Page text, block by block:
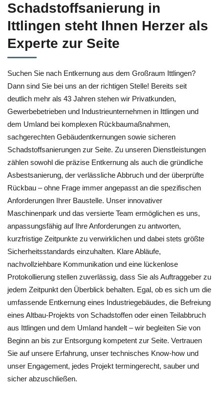
Schadstoffsanierung in
Ittlingen steht Ihnen Herzer als
Experte zur Seite
Suchen Sie nach Entkernung aus dem Großraum Ittlingen?
Dann sind Sie bei uns an der richtigen Stelle! Bereits seit
deutlich mehr als 43 Jahren stehen wir Privatkunden,
Gewerbebetrieben und Industrieunternehmen in Ittlingen und
dem Umland bei komplexen Rückbaumaßnahmen,
sachgerechten Gebäudentkernungen sowie sicheren
Schadstoffsanierungen zur Seite. Zu unseren Dienstleistungen
zählen sowohl die präzise Entkernung als auch die gründliche
Asbestsanierung, der verlässliche Abbruch und der überprüfte
Rückbau – ohne Frage immer angepasst an die spezifischen
Anforderungen Ihrer Baustelle. Unser innovativer
Maschinenpark und das versierte Team ermöglichen es uns,
anpassungsfähig auf Ihre Anforderungen zu antworten,
kurzfristige Zeitpunkte zu verwirklichen und dabei stets größte
Sicherheitsstandards einzuhalten. Klare Abläufe,
nachvollziehbare Kommunikation und eine lückenlose
Protokollierung stellen zuverlässig, dass Sie als Auftraggeber zu
jedem Zeitpunkt den Überblick behalten. Egal, ob es sich um die
umfassende Entkernung eines Industriegebäudes, die Befreiung
eines Altbau-Projekts von Schadstoffen oder einen Teilabbruch
aus Ittlingen und dem Umland handelt – wir begleiten Sie von
Beginn an bis zur Entsorgung kompetent zur Seite. Vertrauen
Sie auf unsere Erfahrung, unser technisches Know‑how und
unser Engagement, jedes Projekt termingerecht, sauber und
sicher abzuschließen.